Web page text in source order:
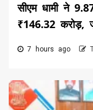
सीएम धामी ने
₹146.32 करोड़,
7 hours ago